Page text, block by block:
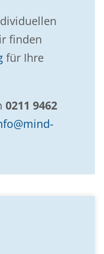
finden
für Ihre
0211 9462